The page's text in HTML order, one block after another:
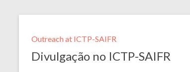
Outreach at ICTP-SAIFR
Divulgação no ICTP-SAIFR